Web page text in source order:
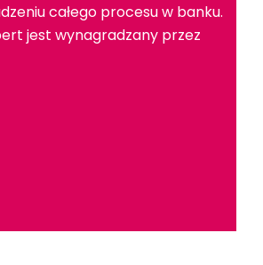
całego procesu w banku.
jest wynagradzany przez